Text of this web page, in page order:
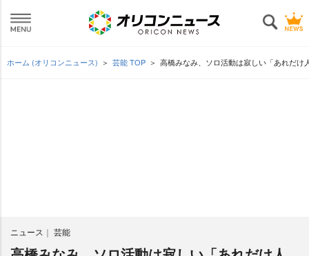
ホーム (オリコンニュース) 芸能 TOP 高橋みなみ、ソロ活動は寂しい「あれだ
ニュース 芸能